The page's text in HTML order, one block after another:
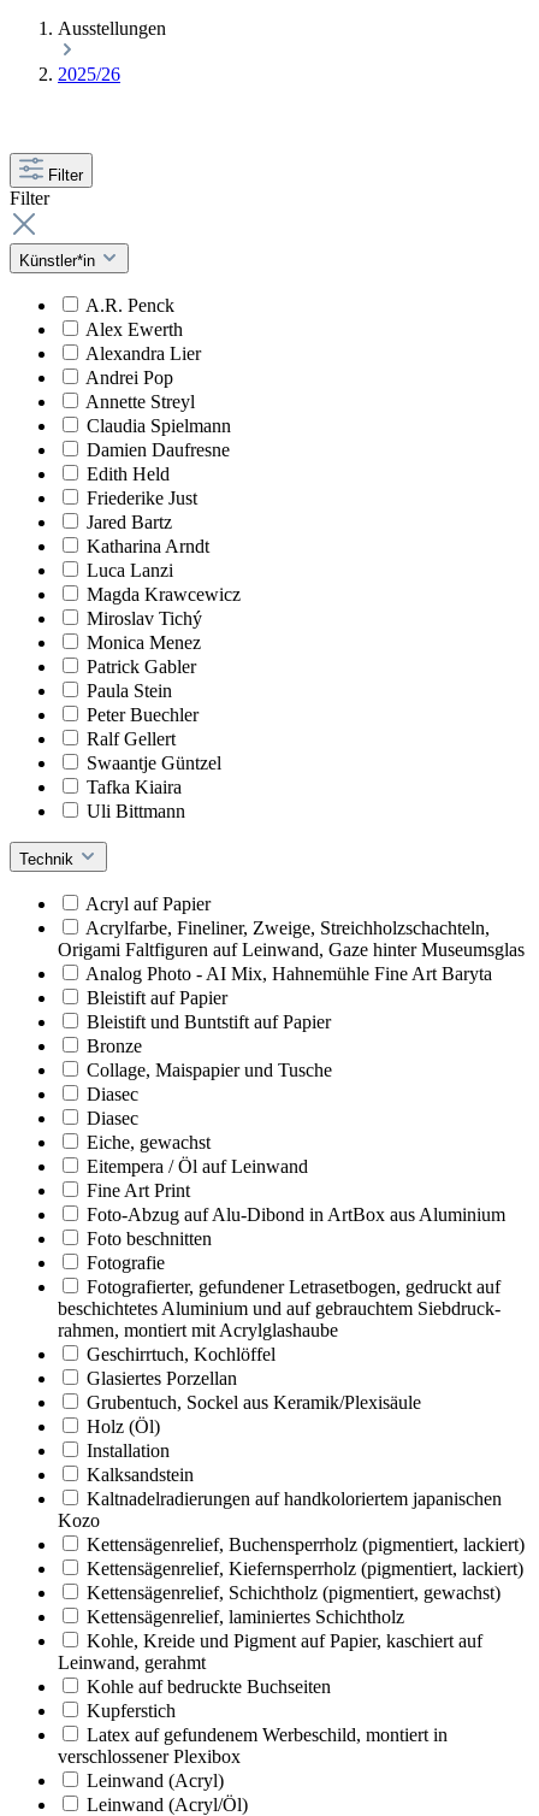
Ausstellungen
2025/26
Filter
Filter
Künstler*in
A.R. Penck
Alex Ewerth
Alexandra Lier
Andrei Pop
Annette Streyl
Claudia Spielmann
Damien Daufresne
Edith Held
Friederike Just
Jared Bartz
Katharina Arndt
Luca Lanzi
Magda Krawcewicz
Miroslav Tichý
Monica Menez
Patrick Gabler
Paula Stein
Peter Buechler
Ralf Gellert
Swaantje Güntzel
Tafka Kiaira
Uli Bittmann
Technik
Acryl auf Papier
Acrylfarbe, Fineliner, Zweige, Streichholzschachteln,
Origami Faltfiguren auf Leinwand, Gaze hinter Museumsglas
Analog Photo - AI Mix, Hahnemühle Fine Art Baryta
Bleistift auf Papier
Bleistift und Buntstift auf Papier
Bronze
Collage, Maispapier und Tusche
Diasec
Diasec
Eiche, gewachst
Eitempera / Öl auf Leinwand
Fine Art Print
Foto-Abzug auf Alu-Dibond in ArtBox aus Aluminium
Foto beschnitten
Fotografie
Fotografierter, gefundener Letrasetbogen, gedruckt auf
beschichtetes Aluminium und auf gebrauchtem Siebdruck-
rahmen, montiert mit Acrylglashaube
Geschirrtuch, Kochlöffel
Glasiertes Porzellan
Grubentuch, Sockel aus Keramik/Plexisäule
Holz (Öl)
Installation
Kalksandstein
Kaltnadelradierungen auf handkoloriertem japanischen
Kozo
Kettensägenrelief, Buchensperrholz (pigmentiert, lackiert)
Kettensägenrelief, Kiefernsperrholz (pigmentiert, lackiert)
Kettensägenrelief, Schichtholz (pigmentiert, gewachst)
Kettensägenrelief, laminiertes Schichtholz
Kohle, Kreide und Pigment auf Papier, kaschiert auf
Leinwand, gerahmt
Kohle auf bedruckte Buchseiten
Kupferstich
Latex auf gefundenem Werbeschild, montiert in
verschlossener Plexibox
Leinwand (Acryl)
Leinwand (Acryl/Öl)